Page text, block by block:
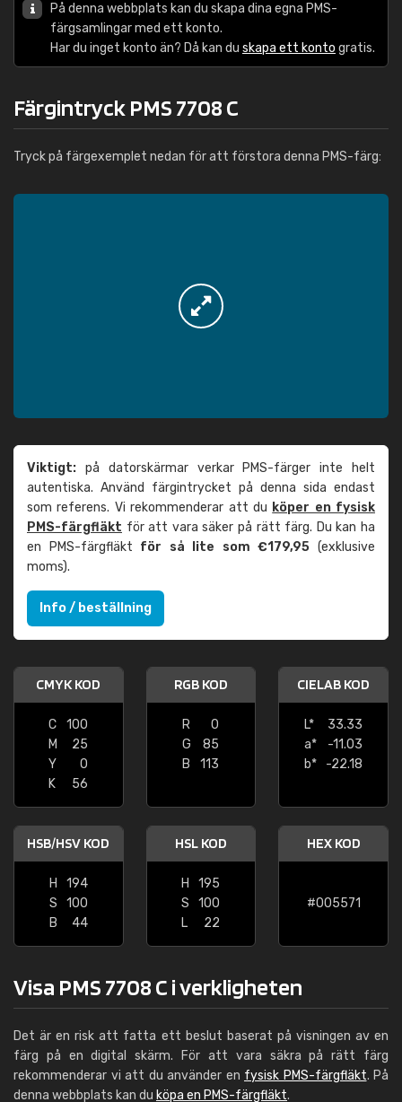
På denna webbplats kan du skapa dina egna PMS-
färgsamlingar med ett konto.
Har du inget konto än? Då kan du skapa ett konto gratis.
Färgintryck PMS 7708 C
Tryck på färgexemplet nedan för att förstora denna PMS-färg:
Viktigt: på datorskärmar verkar PMS-färger inte helt
autentiska. Använd färgintrycket på denna sida endast
som referens. Vi rekommenderar att du köper en fysisk
PMS-färgfläkt för att vara säker på rätt färg. Du kan ha
en PMS-färgfläkt för så lite som €179,95 (exklusive
moms).
Info / beställning
CMYK KOD
C
100
M
25
Y
0
K
56
RGB KOD
R
0
G
85
B
113
CIELAB KOD
L*
33.33
a*
-11.03
b*
-22.18
HSB/HSV KOD
H
194
S
100
B
44
HSL KOD
H
195
S
100
L
22
HEX KOD
#005571
Visa PMS 7708 C i verkligheten
Det är en risk att fatta ett beslut baserat på visningen av en
färg på en digital skärm. För att vara säkra på rätt färg
rekommenderar vi att du använder en fysisk PMS-färgfläkt. På
denna webbplats kan du köpa en PMS-färgfläkt.